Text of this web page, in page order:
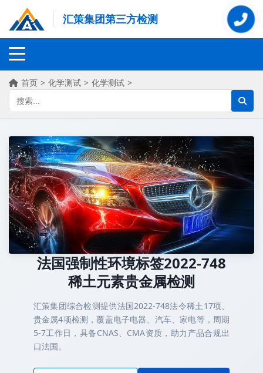
汇策集团第三方检测
首页 > 化学测试 > 化学测试 >
法国强制性环境标签2022-748
稀土元素贵金属检测
汇策集团综合检测提供法国2022-748法令稀土17项、
贵金属4项检测，覆盖电子电器、汽车、家电等，周期
5-7工作日，具备CNAS、CMA资质，助力产品合规出
口法国。